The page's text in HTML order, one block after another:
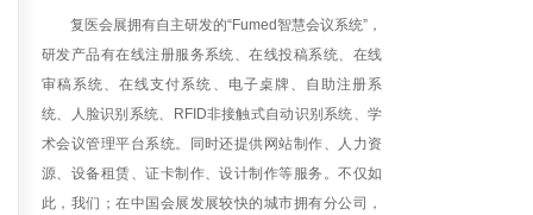
复医会展拥有自主研发的“Fumed智慧会议系统”，
研发产品有在线注册服务系统、在线投稿系统、在线
审稿系统、在线支付系统、电子桌牌、自助注册系
统、人脸识别系统、RFID非接触式自动识别系统、学
术会议管理平台系统。同时还提供网站制作、人力资
源、设备租赁、证卡制作、设计制作等服务。不仅如
此，我们；在中国会展发展较快的城市拥有分公司，